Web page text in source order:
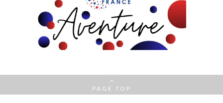
PAGE TOP